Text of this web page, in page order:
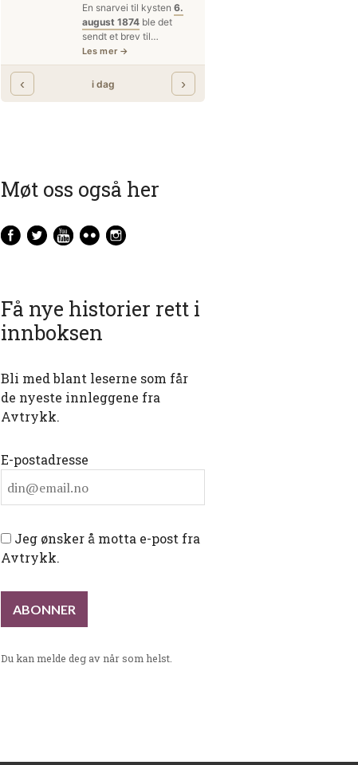
Møt oss også her
Få nye historier rett i
innboksen
Bli med blant leserne som får
de nyeste innleggene fra
Avtrykk.
E-postadresse
Jeg ønsker å motta e-post fra
Avtrykk.
Du kan melde deg av når som helst.